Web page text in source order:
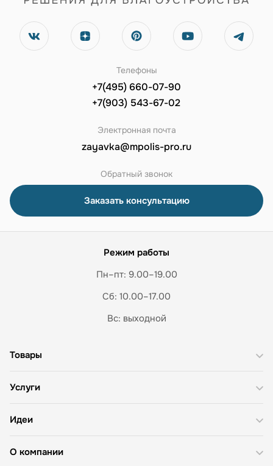
Телефоны
+7(495) 660-07-90
+7(903) 543-67-02
Электронная почта
zayavka@mpolis-pro.ru
Обратный звонок
Заказать консультацию
Режим работы
Пн–пт: 9.00–19.00
Сб: 10.00–17.00
Вс: выходной
О компании
Товары
Услуги
Идеи